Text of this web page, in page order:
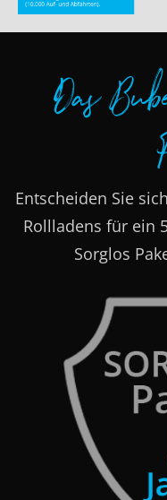
Das
Entscheiden Sie
Rollladens für ein
Sorglos